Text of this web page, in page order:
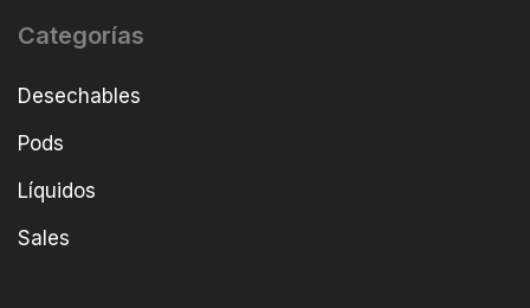
Categorías
Desechables
Pods
Líquidos
Sales